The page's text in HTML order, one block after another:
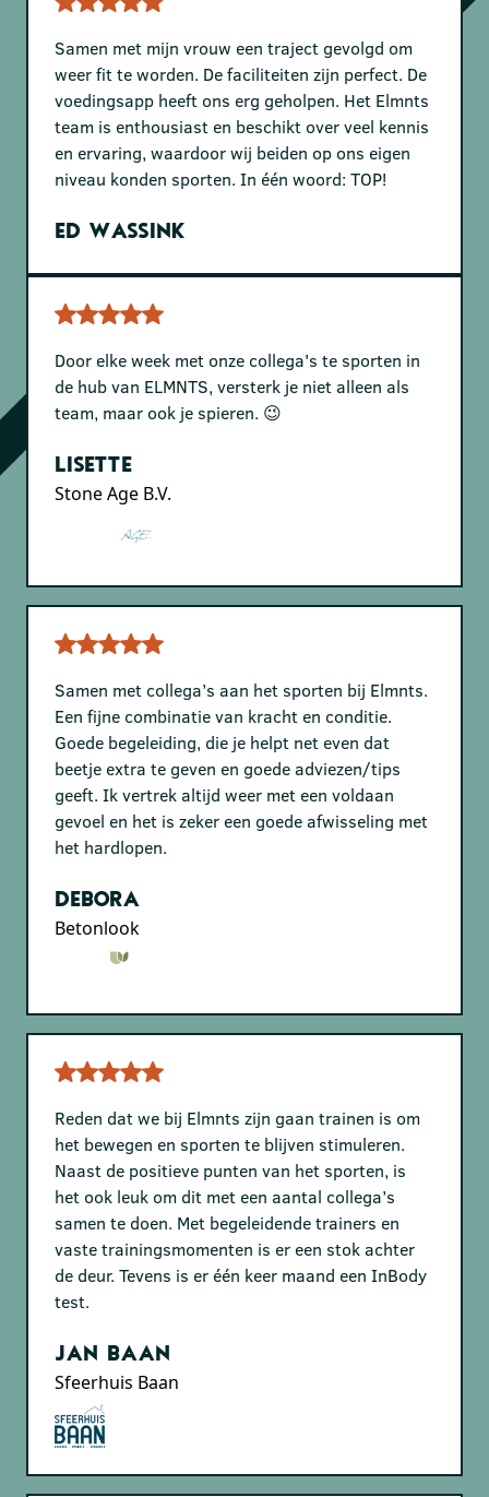
Samen met mijn vrouw een traject gevolgd om
weer fit te worden. De faciliteiten zijn perfect. De
voedingsapp heeft ons erg geholpen. Het Elmnts
team is enthousiast en beschikt over veel kennis
en ervaring, waardoor wij beiden op ons eigen
niveau konden sporten. In één woord: TOP!
Ed Wassink
Door elke week met onze collega's te sporten in
de hub van ELMNTS, versterk je niet alleen als
team, maar ook je spieren. 😉
Lisette
Stone Age B.V.
Samen met collega’s aan het sporten bij Elmnts.
Een fijne combinatie van kracht en conditie.
Goede begeleiding, die je helpt net even dat
beetje extra te geven en goede adviezen/tips
geeft. Ik vertrek altijd weer met een voldaan
gevoel en het is zeker een goede afwisseling met
het hardlopen.
Debora
Betonlook
Reden dat we bij Elmnts zijn gaan trainen is om
het bewegen en sporten te blijven stimuleren.
Naast de positieve punten van het sporten, is
het ook leuk om dit met een aantal collega’s
samen te doen. Met begeleidende trainers en
vaste trainingsmomenten is er een stok achter
de deur. Tevens is er één keer maand een InBody
test.
Jan Baan
Sfeerhuis Baan